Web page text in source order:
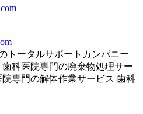
トータルサポートカンパニー
科医院専門の廃棄物処理サー
院専門の解体作業サービス 歯科